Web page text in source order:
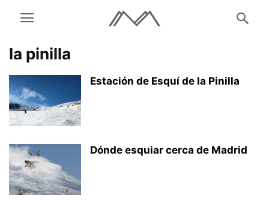
la pinilla
Estación de Esquí de la Pinilla
Dónde esquiar cerca de Madrid